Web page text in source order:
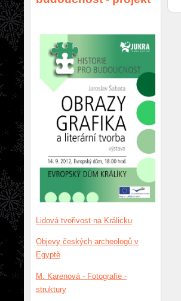
Lidová tvořivost na Králicku
Objevy českých archeologů v
Egyptě
M. Karenová - Fotografie -
struktury